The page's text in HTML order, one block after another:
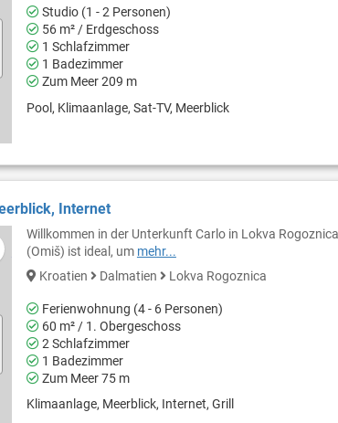
Studio (1 - 2 Personen)
56 m² / Erdgeschoss
1 Schlafzimmer
1 Badezimmer
Zum Meer 209 m
Pool, Klimaanlage, Sat-TV, Meerblick
Internet
Willkommen in der Unterkunft Carlo in Lokva
(Omiš) ist ideal, um mehr...
Kroatien
Dalmatien Lokva Rogoznica
Ferienwohnung (4 - 6 Personen)
60 m² / 1. Obergeschoss
2 Schlafzimmer
1 Badezimmer
Zum Meer 75 m
Klimaanlage, Meerblick, Internet, Grill